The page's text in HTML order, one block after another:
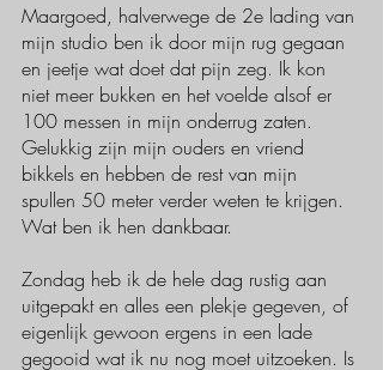
Maargoed, halverwege de 2e lading van
mijn studio ben ik door mijn rug gegaan
en jeetje wat doet dat pijn zeg. Ik kon
niet meer bukken en het voelde alsof er
100 messen in mijn onderrug zaten.
Gelukkig zijn mijn ouders en vriend
bikkels en hebben de rest van mijn
spullen 50 meter verder weten te krijgen.
Wat ben ik hen dankbaar.
Zondag heb ik de hele dag rustig aan
uitgepakt en alles een plekje gegeven, of
eigenlijk gewoon ergens in een lade
gegooid wat ik nu nog moet uitzoeken. Is